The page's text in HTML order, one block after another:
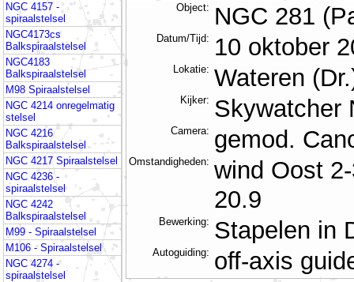
NGC 4157 -
spiraalstelsel
NGC4173cs
Balkspiraalstelsel
NGC4183
Balkspiraalstelsel
M98 Spiraalstelsel
NGC 4214 onregelmatig
stelsel
NGC 4216
Balkspiraalstelsel
NGC 4217 Spiraalstelsel
NGC 4236 -
spiraalstelsel
NGC 4242
Balkspiraalstelsel
M99 - Spiraalstelsel
M106 - Spiraalstelsel
NGC 4274 -
spiraalstelsel
Object: NGC 281
Datum/Tijd: 10 oktober
Lokatie: Wateren
Kijker: Skywatcher
Camera: gemod.
Omstandigheden: wind Oost
20.9
Bewerking: Stapelen in
Autoguiding: off-axis